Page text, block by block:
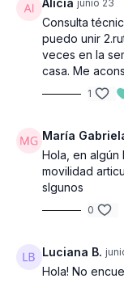
Alicia junio 23
Consulta
puedo unir
veces en la
casa. Me
1
María
Hola, en algún
movilidad
slgunos
0
Luciana B.
Hola! No